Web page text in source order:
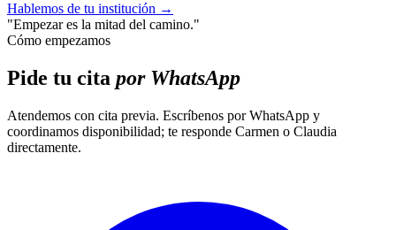
Hablemos de tu institución →
"Empezar es la mitad del camino."
Cómo empezamos
Pide tu cita por WhatsApp
Atendemos con cita previa. Escríbenos por WhatsApp y
coordinamos disponibilidad; te responde Carmen o Claudia
directamente.